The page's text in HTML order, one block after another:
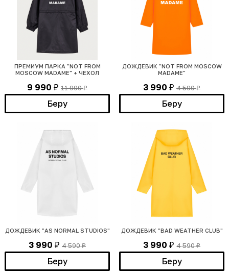
ПРЕМИУМ ПАРКА "NOT FROM
MOSCOW MADAME" + ЧЕХОЛ
9 990 ₽ 11 990₽
Беру
ДОЖДЕВИК "NOT FROM MOSCOW
MADAME"
3 990 ₽ 4 590₽
Беру
ДОЖДЕВИК "AS NORMAL STUDIOS"
3 990 ₽ 4 590₽
Беру
ДОЖДЕВИК "BAD WEATHER CLUB"
3 990 ₽ 4 590₽
Беру